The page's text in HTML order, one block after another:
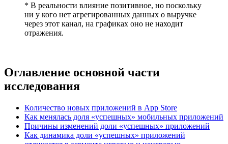
* В реальности влияние позитивное, но поскольку
ни у кого нет агрегированных данных о выручке
через этот канал, на графиках оно не находит
отражения.
Оглавление основной части
исследования
Количество новых приложений в App Store
Как менялась доля «успешных» мобильных приложений
Причины изменений доли «успешных» приложений
Как динамика доли «успешных» приложений